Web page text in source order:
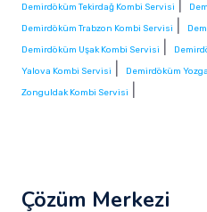
Demirdöküm Tekirdağ Kombi Servisi
Demirdöküm Trabzon Kombi Servisi
Demirdöküm Uşak Kombi Servisi
Yalova Kombi Servisi
Demirdöküm
Zonguldak Kombi Servisi
Çözüm Merkezi